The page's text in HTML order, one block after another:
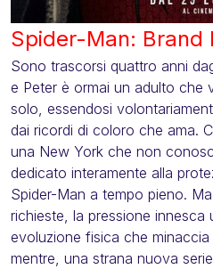
Spider-Man: Brand
Sono trascorsi quattro anni
e Peter è ormai un adulto che
solo, essendosi
dai ricordi di coloro che ama.
una New York che non
dedicato interamente alla
Spider-Man a tempo pieno.
richieste, la pressione innesca
evoluzione fisica che
mentre, una strana nuova